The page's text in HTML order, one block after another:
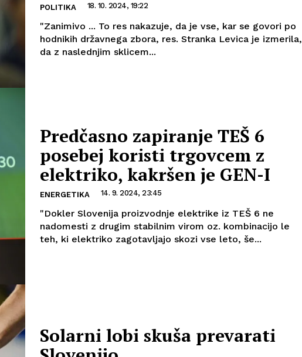
POLITIKA 18. 10. 2024, 19:22
"Zanimivo ... To res nakazuje, da je vse, kar se govori po
hodnikih državnega zbora, res. Stranka Levica je izmerila,
da z naslednjim sklicem...
Predčasno zapiranje TEŠ 6
posebej koristi trgovcem z
elektriko, kakršen je GEN-I
ENERGETIKA 14. 9. 2024, 23:45
"Dokler Slovenija proizvodnje elektrike iz TEŠ 6 ne
nadomesti z drugim stabilnim virom oz. kombinacijo le
teh, ki elektriko zagotavljajo skozi vse leto, še...
Solarni lobi skuša prevarati